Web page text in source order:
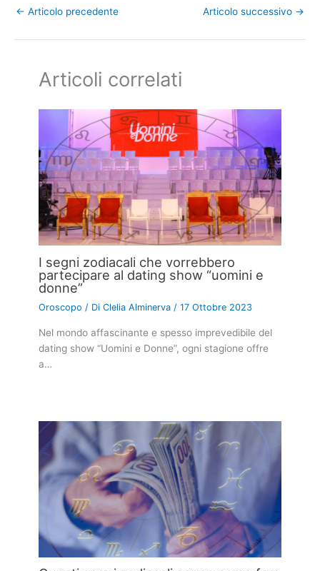
← Articolo precedente Articolo successivo →
Articoli correlati
I segni zodiacali che vorrebbero
partecipare al dating show “uomini e
donne”
Oroscopo / DiClelia Alminerva/17 Ottobre 2023
Nel mondo affascinante e spesso imprevedibile del
dating show “Uomini e Donne”, ogni stagione offre
a…